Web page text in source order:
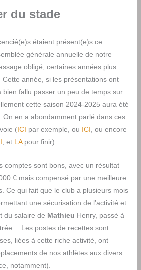
du stade
étaient présent(e)s ce
générale annuelle de notre
obligé, certaines années plus
Cette année, si les présentations ont
bien fallu passer un peu de temps sur
cette saison 2024-2025 aura été
On en a abondamment parlé dans ces
( ICI par exemple, ou ICI , ou encore
, et LApour finir).
comptes sont bons, avec un résultat
€ mais compensé par une meilleure
Ce qui fait que le club a plusieurs mois
une sécurisation de l’activité et
du salaire de Mathieu Henry, passé à
Les postes de recettes sont
liées à cette riche activité, ont
de nos athlètes aux divers
notamment).